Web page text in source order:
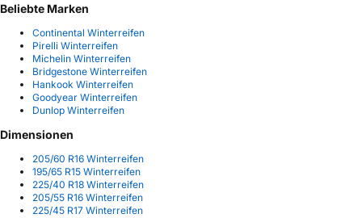
Beliebte Marken
Continental Winterreifen
Pirelli Winterreifen
Michelin Winterreifen
Bridgestone Winterreifen
Hankook Winterreifen
Goodyear Winterreifen
Dunlop Winterreifen
Dimensionen
205/60 R16 Winterreifen
195/65 R15 Winterreifen
225/40 R18 Winterreifen
205/55 R16 Winterreifen
225/45 R17 Winterreifen